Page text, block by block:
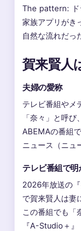
The pattern:
家族アプリがき
自然な流れだっ
賀来賢人
夫婦の愛称
テレビ番組やメ
「奈々」と呼
ABEMAの番組
ニュース（ニュ
テレビ番組で
2026年放送の『
で賀来賢人は妻
この番組でも「
『A-Studio＋』